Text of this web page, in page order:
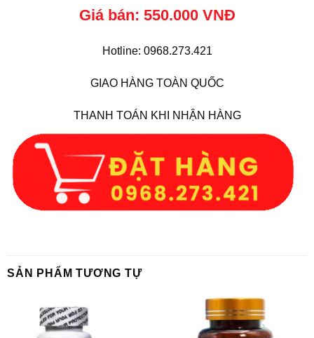
Giá bán: 550.000 VNĐ
Hotline: 0968.273.421
GIAO HÀNG TOÀN QUỐC
THANH TOÁN KHI NHẬN HÀNG
SẢN PHẨM TƯƠNG TỰ